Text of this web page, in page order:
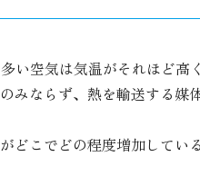
空気は気温がそれほど高
みならず、熱を輸送する媒
どこでどの程度増加して